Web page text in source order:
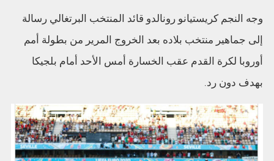
وجه النجم كريستيانو رونالدو قائد المنتخب البرتغالي رسالة
إلى جماهير منتخب بلاده بعد الخروج المرير من بطولة أمم
أوروبا لكرة القدم عقب الخسارة أمس الأحد أمام بلجيكا
بهدف دون رد.